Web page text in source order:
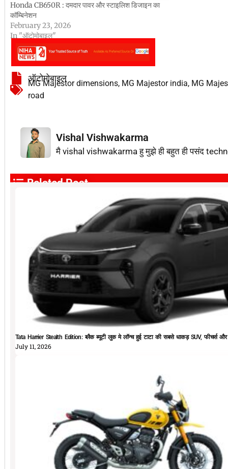
Honda CB650R : दमदार पावर और स्टाइलिश डिजाइन का
कॉम्बिनेशन
February 23, 2026
In "ऑटोमोबाइल"
ऑटोमोबाइल
MG Majestor dimensions, MG Majestor india, MG
road
Vishal Vishwakarma
मै vishal vishwakarma हु मुझे ही बहुत ही पसंद
Related Post
Tata Harrier Stealth Edition: ब्लैक ब्यूटी लुक मे लॉन्च हुई टाटा की सबसे धाकड़ SUV, फीचर्स
July 11, 2026